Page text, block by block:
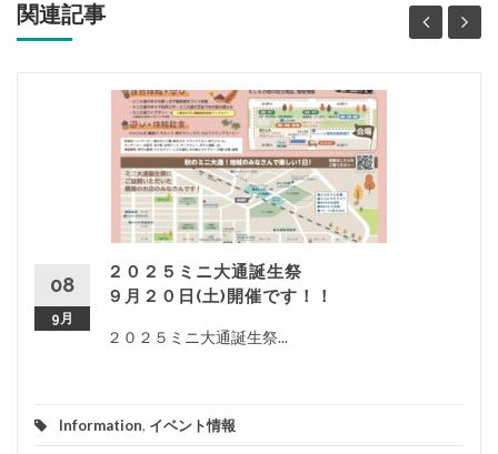
関連記事
08
9月
２０２５ミニ大通誕生祭
９月２０日(土)開催です！！
２０２５ミニ大通誕生祭...
Information, イベント情報